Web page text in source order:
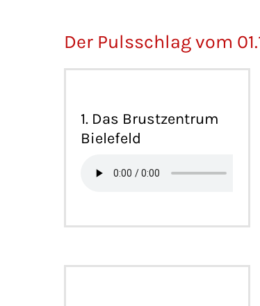
Der Pulsschlag vom
1. Das Brustzentrum
Bielefeld